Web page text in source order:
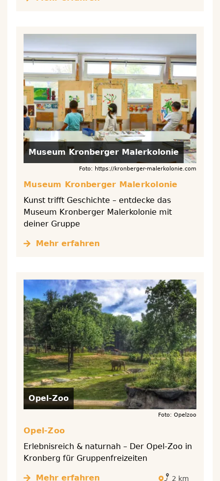
Museum Kronberger Malerkolonie
Foto: https://kronberger-malerkolonie.com
Museum Kronberger Malerkolonie
Kunst trifft Geschichte – entdecke das
Museum Kronberger Malerkolonie mit
deiner Gruppe
Mehr erfahren
Opel-Zoo
Foto: Opelzoo
Opel-Zoo
Erlebnisreich & naturnah – Der Opel-Zoo in
Kronberg für Gruppenfreizeiten
Mehr erfahren 2 km